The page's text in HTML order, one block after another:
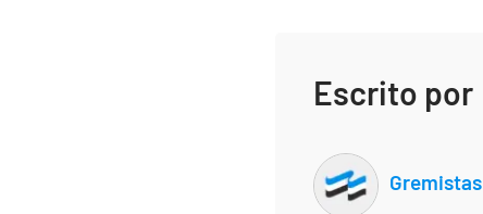
Escrito por
Gremistas